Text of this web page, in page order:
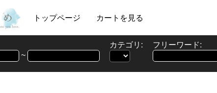
トップページ カートを見る
~
カテゴリ:
フリーワード: